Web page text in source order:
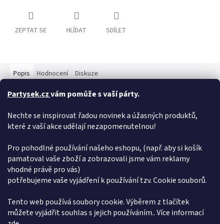
Partysek.czvám pomůže s vaší párty.
Nechte se inspirovat řadou novinek a úžasných produktů,
které z vaší akce udělají nezapomenutelnou!
Pro pohodlné používání našeho eshopu, (např. aby si košík
pamatoval vaše zboží a zobrazovali jsme vám reklamy
vhodné právě pro vás)
potřebujeme vaše vyjádření k používání tzv. Cookie souborů.
Tento web používá soubory cookie. Výběrem z tlačítek
můžete vyjádřit souhlas s jejich používáním.. Více informací
ZEPTAT SE HLÍDAT SDÍLET
Popis Hodnocení Diskuze
Detailní popis produktu
Plastová napodobenina lékařského stetoskopu/fonendoskopu
je senzačním doplňkem ke kostýmu lékaře nebo zdravotní
Doplňkové parametry
Kategorie:
Doplňky
EAN:
8434077165133